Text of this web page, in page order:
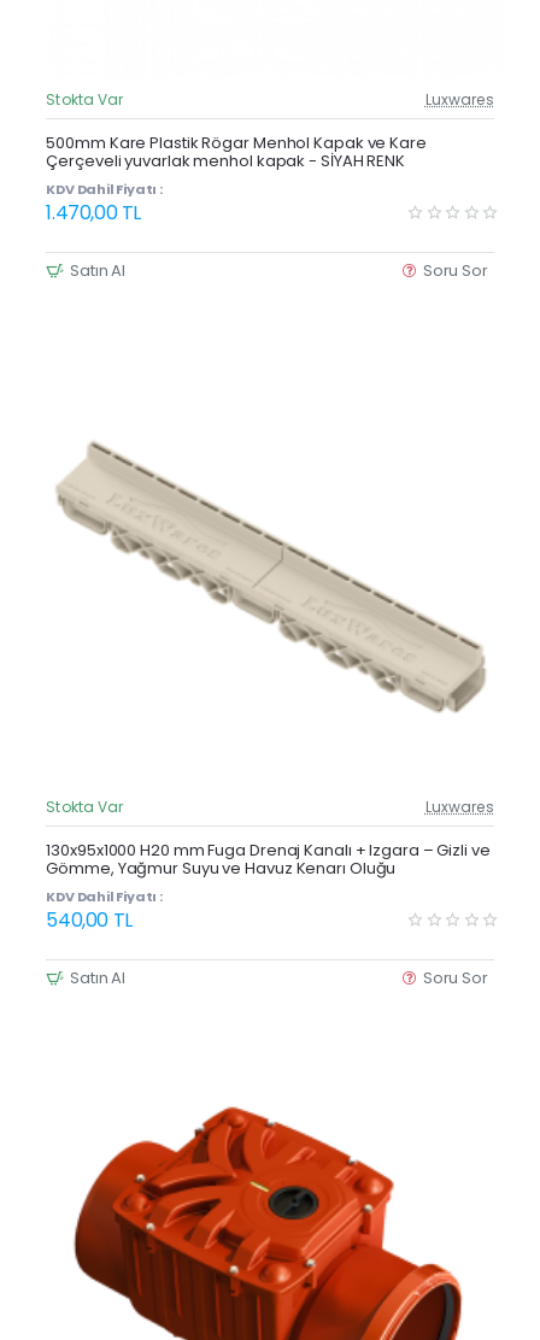
Güncel Fiyat
Stokta Var Luxwares
500mm Kare Plastik Rögar Menhol Kapak ve Kare
Çerçeveli yuvarlak menhol kapak - SİYAH RENK
KDV Dahil Fiyatı :
1.470,00 TL
Satın Al Soru Sor
Güncel Fiyat
Yeni Ürün
Stokta Var Luxwares
130x95x1000 H20 mm Fuga Drenaj Kanalı + Izgara – Gizli ve
Gömme, Yağmur Suyu ve Havuz Kenarı Oluğu
KDV Dahil Fiyatı :
540,00 TL
Satın Al Soru Sor